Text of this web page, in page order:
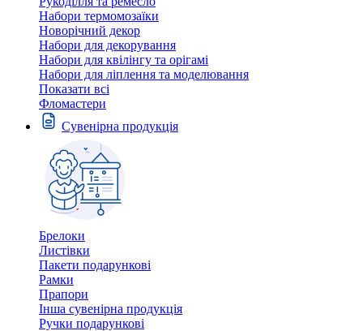
Набори термомозаїки
Новорічний декор
Набори для декорування
Набори для квілінгу та орігамі
Набори для ліплення та моделювання
Показати всі
Фломастери
Сувенірна продукція
Брелоки
Листівки
Пакети подарункові
Рамки
Прапори
Інша сувенірна продукція
Ручки подарункові